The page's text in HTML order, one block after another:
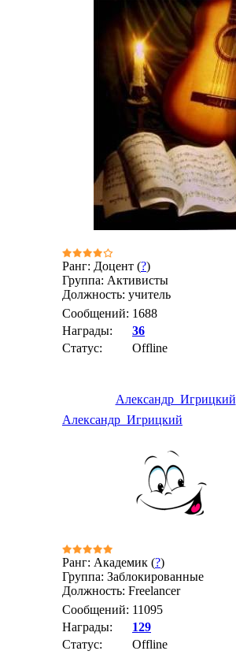
Ранг: Доцент (?)
Группа: Активисты
Должность: учитель
Сообщений: 1688
Награды:
36
Статус:
Offline
Александр_Игрицкий
Александр_Игрицкий
Ранг: Академик (?)
Группа: Заблокированные
Должность: Freelancer
Сообщений: 11095
Награды:
129
Статус:
Offline